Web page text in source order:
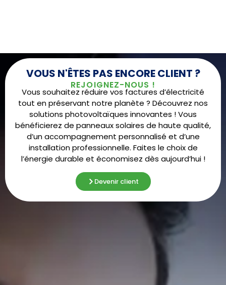
VOUS N'ÊTES PAS ENCORE CLIENT ?
REJOIGNEZ-NOUS !
Vous souhaitez réduire vos factures d’électricité
tout en préservant notre planète ? Découvrez nos
solutions photovoltaïques innovantes ! Vous
bénéficierez de panneaux solaires de haute qualité,
d’un accompagnement personnalisé et d’une
installation professionnelle. Faites le choix de
l’énergie durable et économisez dès aujourd’hui !
Devenir client